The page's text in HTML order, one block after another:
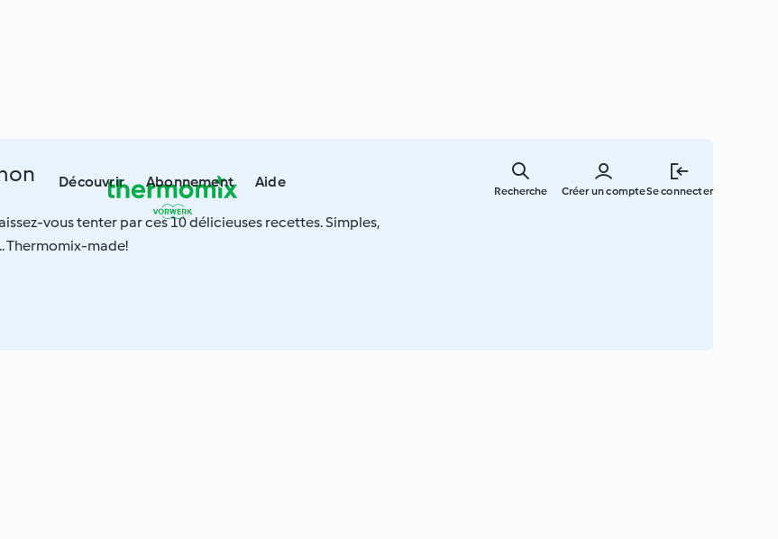
main
Découvrir Abonnement Aide
Créer un compteSe connecter
Recherche
vous tenter par ces 10 délicieuses recettes. Simples,
Thermomix-made!